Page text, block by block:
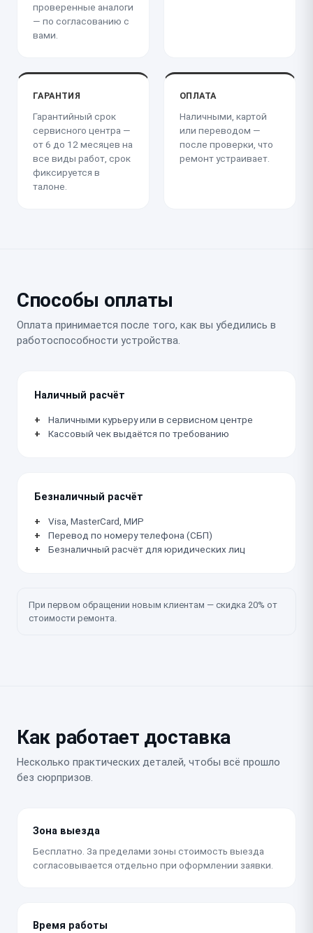
проверенные аналоги
— по согласованию с
вами.
ГАРАНТИЯ
Гарантийный срок
сервисного центра —
от 6 до 12 месяцев на
все виды работ, срок
фиксируется в
талоне.
ОПЛАТА
Наличными, картой
или переводом —
после проверки, что
ремонт устраивает.
Способы оплаты
Оплата принимается после того, как вы убедились в
работоспособности устройства.
Наличный расчёт
Наличными курьеру или в сервисном центре
Кассовый чек выдаётся по требованию
Безналичный расчёт
Visa, MasterCard, МИР
Перевод по номеру телефона (СБП)
Безналичный расчёт для юридических лиц
При первом обращении новым клиентам — скидка 20% от
стоимости ремонта.
Как работает доставка
Несколько практических деталей, чтобы всё прошло
без сюрпризов.
Зона выезда
Бесплатно. За пределами зоны стоимость выезда
согласовывается отдельно при оформлении заявки.
Время работы